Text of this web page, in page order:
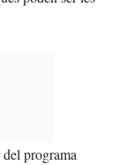
programa